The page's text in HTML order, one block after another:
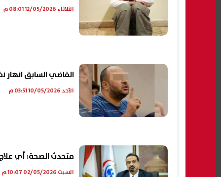
الثلاثاء 12/05/2026 08:01 م
القاضي السابق
الأحد 10/05/2026 03:51 م
متحدث الصحة: أي علاج
السبت 02/05/2026 10:07 م